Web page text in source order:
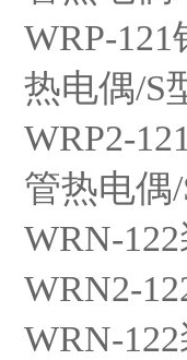
WRP-121
热电偶/S
WRP2-
管热电偶
WRN-122
WRN2-
WRN-122